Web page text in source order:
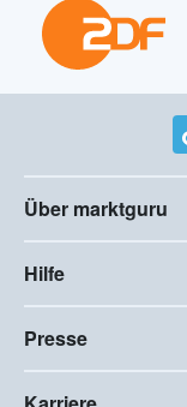
Über marktguru
Hilfe
Presse